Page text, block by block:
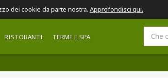
dei cookie da parte nostra. Approfondisci qui.
RISTORANTI TERME E SPA